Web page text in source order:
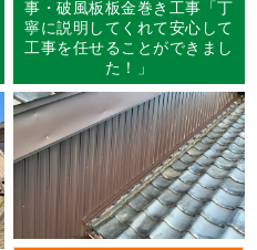
事・破風板板金巻き工事「丁
寧に説明してくれて安心して
工事を任せることができまし
た！」